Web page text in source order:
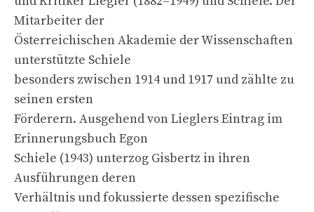
Mitarbeiter der
Österreichischen Akademie der Wissenschaften
unterstützte Schiele
besonders zwischen 1914 und 1917 und zählte zu
seinen ersten
Förderern. Ausgehend von Lieglers Eintrag im
Erinnerungsbuch Egon
Schiele (1943) unterzog Gisbertz in ihren
Ausführungen deren
Verhältnis und fokussierte dessen spezifische